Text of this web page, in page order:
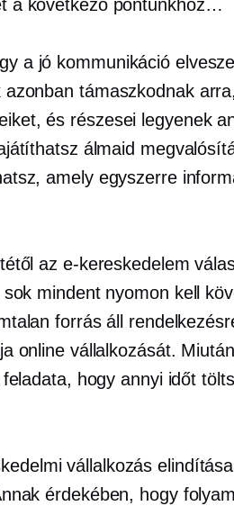
a következő pontunkhoz…
a jó kommunikáció
támaszkodnak
és részesei legyenek
álmaid
amely egyszerre
az e-kereskedelem
mindent nyomon kell
forrás áll
online vállalkozását.
hogy annyi időt
vállalkozás
érdekében, hogy